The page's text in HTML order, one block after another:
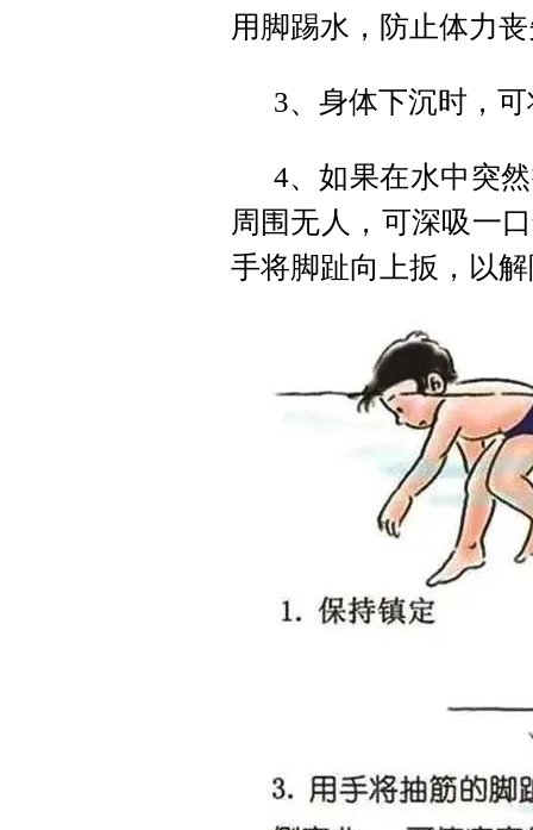
用脚踢水，防止体力
3、身体下沉时，
4、如果在水中突
周围无人，可深吸一
手将脚趾向上扳，以